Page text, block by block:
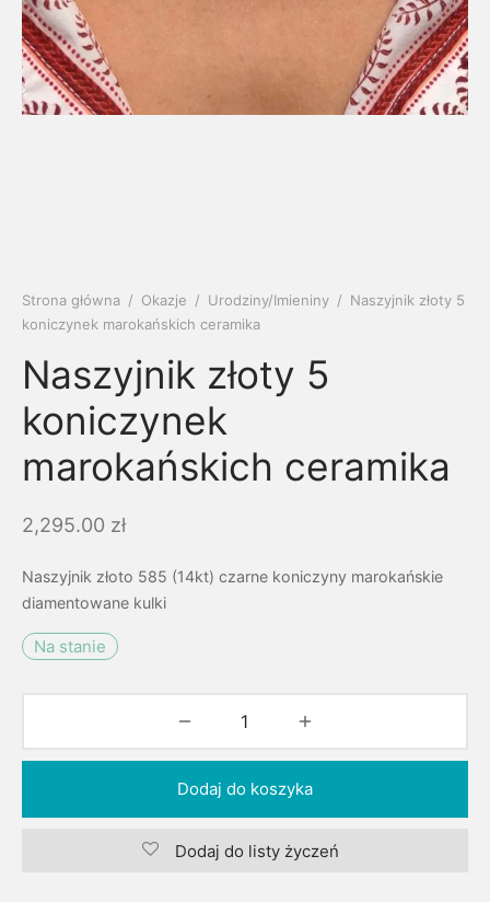
Strona główna / Okazje / Urodziny/Imieniny / Naszyjnik złoty 5
koniczynek marokańskich ceramika
Naszyjnik złoty 5
koniczynek
marokańskich ceramika
2,295.00 zł
Naszyjnik złoto 585 (14kt) czarne koniczyny marokańskie
diamentowane kulki
Na stanie
Dodaj do koszyka
Dodaj do listy życzeń
kruszec
męskie
laboratoryjne
klasyczne
do obrączek
złotodziecka
Imieniny